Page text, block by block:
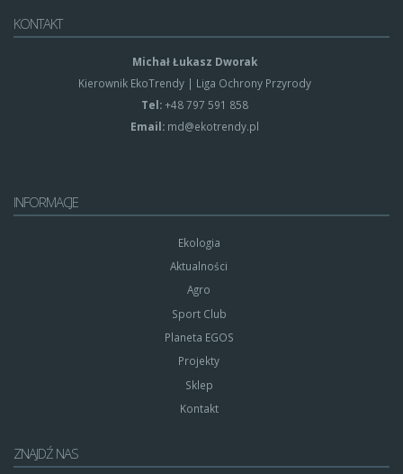
KONTAKT
Michał Łukasz Dworak
Kierownik EkoTrendy | Liga Ochrony Przyrody
Tel:+48 797 591 858
Email: md@ekotrendy.pl
INFORMACJE
Ekologia
Aktualności
Agro
Sport Club
Planeta EGOS
Projekty
Sklep
Kontakt
ZNAJDŹ NAS